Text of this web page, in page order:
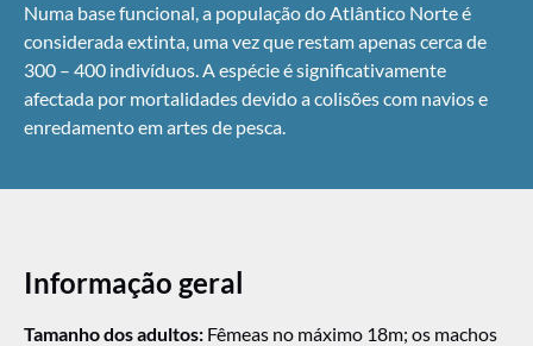
Numa base funcional, a população do Atlântico Norte é
considerada extinta, uma vez que restam apenas cerca de
300 – 400 indivíduos. A espécie é significativamente
afectada por mortalidades devido a colisões com navios e
enredamento em artes de pesca.
Informação geral
Tamanho dos adultos: Fêmeas no máximo 18m; os machos